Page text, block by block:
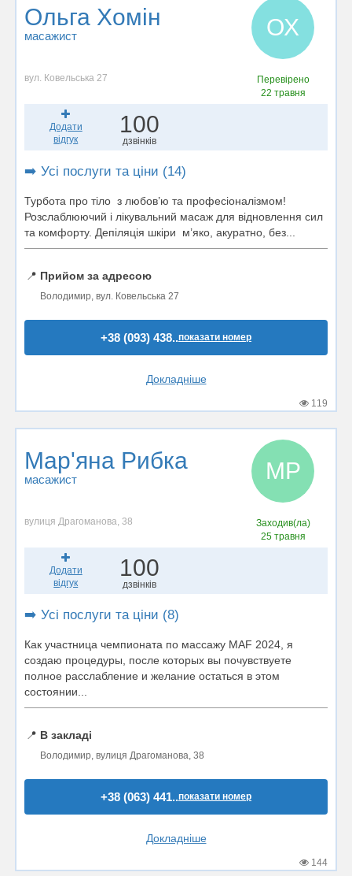
Ольга Хомін
масажист ОХ
вул. Ковельська 27
Перевірено
22 травня
Додати
відгук
100
дзвінків
➡️ Усі послуги та ціни (14)
Турбота про тіло з любов’ю та професіоналізмом!
Розслаблюючий і лікувальний масаж для відновлення сил
та комфорту. Депіляція шкіри м’яко, акуратно, без...
📍 Прийом за адресою
Володимир, вул. Ковельська 27
+38 (093) 438..показати номер
Докладніше
119
Мар'яна Рибка
масажист МР
вулиця Драгоманова, 38
Заходив(ла)
25 травня
Додати
відгук
100
дзвінків
➡️ Усі послуги та ціни (8)
Как участница чемпионата по массажу MAF 2024, я
создаю процедуры, после которых вы почувствуете
полное расслабление и желание остаться в этом
состоянии...
📍 В закладі
Володимир, вулиця Драгоманова, 38
+38 (063) 441..показати номер
Докладніше
144